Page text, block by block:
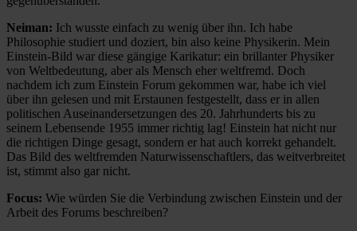
Neiman: Ich wusste einfach zu wenig über ihn. Ich habe
Philosophie studiert und doziert, bin also keine Physikerin. Mein
Einstein-Bild war diese gängige Karikatur: ein brillanter Physiker
von Weltbedeutung, aber als Mensch eher weltfremd. Doch
nachdem ich zum Einstein Forum gekommen war, habe ich viel
über ihn gelesen und mit Erstaunen festgestellt, dass er in allen
politischen Auseinandersetzungen des 20. Jahrhunderts bis zu
seinem Lebensende 1955 immer richtig lag! Einstein hat nicht nur
die richtigen Dinge gesagt, sondern er hat auch korrekt gehandelt.
Das Bild des weltfremden Naturwissenschaftlers, das weitverbreitet
ist, stimmt also gar nicht.
Focus: Wie würden Sie die Verbindung zwischen Einstein und der
Arbeit des Forums beschreiben?